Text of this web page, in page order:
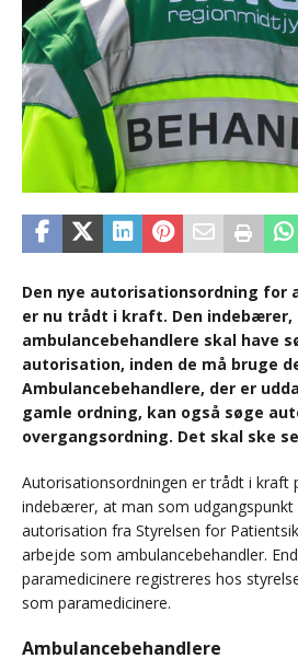
Den nye autorisationsordning for
er nu trådt i kraft. Den indebærer,
ambulancebehandlere skal have
autorisation, inden de må bruge
Ambulancebehandlere, der er
gamle ordning, kan også søge
overgangsordning. Det skal ske
Autorisationsordningen er trådt i kraft
indebærer, at man som udgangspunkt
autorisation fra Styrelsen for
arbejde som ambulancebehandler.
paramedicinere registreres hos
som paramedicinere.
Ambulancebehandlere